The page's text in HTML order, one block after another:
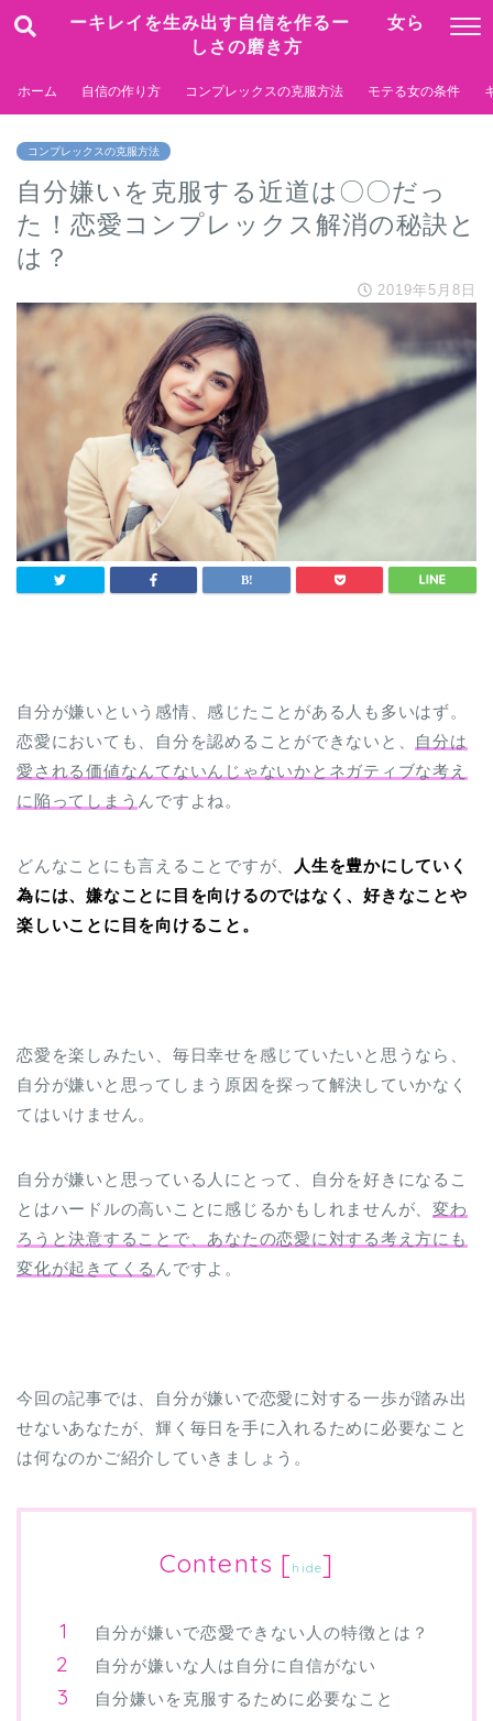
ーキレイを生み出す自信を作るー 女ら
しさの磨き方
ホーム 自信の作り方 コンプレックスの克服方法 モテる女の条件
コンプレックスの克服方法
自分嫌いを克服する近道は〇〇だっ
た！恋愛コンプレックス解消の秘訣と
は？
2019年5月8日
自分が嫌いという感情、感じたことがある人も多いはず。
恋愛においても、自分を認めることができないと、 自分は
愛される価値なんてないんじゃないかとネガティブな考え
に陥ってしまう んですよね。
どんなことにも言えることですが、
人生を豊かにしていく
為には、嫌なことに目を向けるのではなく、好きなことや
楽しいことに目を向けること。
恋愛を楽しみたい、毎日幸せを感じていたいと思うなら、
自分が嫌いと思ってしまう原因を探って解決していかなく
てはいけません。
自分が嫌いと思っている人にとって、自分を好きになるこ
とはハードルの高いことに感じるかもしれませんが、変わ
ろうと決意することで、あなたの恋愛に対する考え方にも
変化が起きてくる んですよ。
今回の記事では、自分が嫌いで恋愛に対する一歩が踏み出
せないあなたが、輝く毎日を手に入れるために必要なこと
は何なのかご紹介していきましょう。
Contents [hide]
自分が嫌いで恋愛できない人の特徴とは？
自分が嫌いな人は自分に自信がない
自分嫌いを克服するために必要なこと